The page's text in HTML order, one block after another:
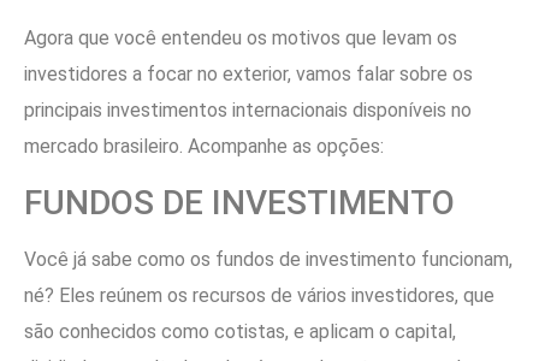
Agora que você entendeu os motivos que levam os
investidores a focar no exterior, vamos falar sobre os
principais investimentos internacionais disponíveis no
mercado brasileiro. Acompanhe as opções:
FUNDOS DE INVESTIMENTO
Você já sabe como os fundos de investimento funcionam,
né? Eles reúnem os recursos de vários investidores, que
são conhecidos como cotistas, e aplicam o capital,